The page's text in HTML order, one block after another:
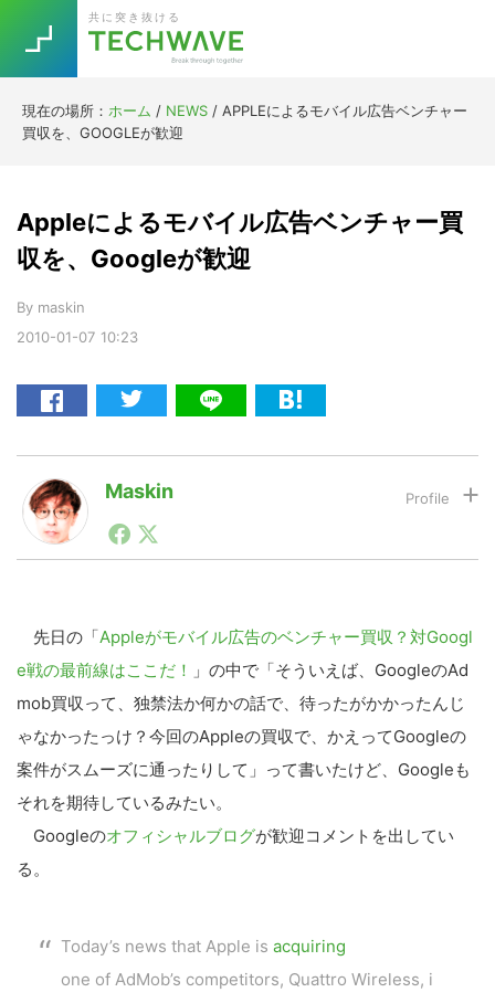
primary
navigation
main
content
primary
sidebar
footer
共に突き抜ける
現在の場所： ホーム / NEWS / APPLEによるモバイル広告ベンチャー
買収を、GOOGLEが歓迎
2010-01-07 10:23
Appleによるモバイル広告ベンチャー買
収を、Googleが歓迎
By maskin
Maskin
1990年代初頭から記者としてまた起業家としてITスタ
ートアップ業界のハードウェアからソフトウェアの事業
生から普及成長までを最前線で見てきた生き字引として
注目される。通信キャリアのニュースポータルの創業デ
スクとして数億PV事業に。世界最大IT系メディア（ス
ペイン）の元日本編集長、World Innovation Lab(WiL)
などを経て、現在、スタートアップ支援側の取り組みに
注力中。
先日の「Appleがモバイル広告のベンチャー買収？対Googl
e戦の最前線はここだ！ 」の中で「そういえば、GoogleのAd
mob買収って、独禁法か何かの話で、待ったがかかったんじ
ゃなかったっけ？今回のAppleの買収で、かえってGoogleの
案件がスムーズに通ったりして」って書いたけど、Googleも
それを期待しているみたい。
Googleのオフィシャルブログが歓迎コメントを出してい
る。
Today’s news that Apple is acquiring
one of AdMob’s competitors, Quattro Wireless, i
TOPICS
RE:LIFE
Re:Work
AI
Drone
[Startup]
[Voice Edition]
[YouTube]
投資家登録
Block Data Bank
Trend 今話題の注目キーワード
5G Asana テレワーク